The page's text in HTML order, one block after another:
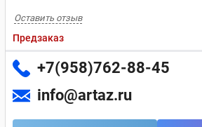
Оставить отзыв
Предзаказ
+7(958)762-88-45
info@artaz.ru